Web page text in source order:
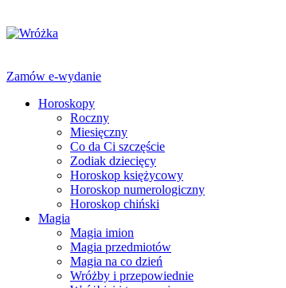
Zamów e-wydanie
Horoskopy
Roczny
Miesięczny
Co da Ci szczęście
Zodiak dziecięcy
Horoskop księżycowy
Horoskop numerologiczny
Horoskop chiński
Magia
Magia imion
Magia przedmiotów
Magia na co dzień
Wróżby i przepowiednie